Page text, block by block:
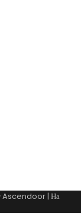
Ascendoor| На